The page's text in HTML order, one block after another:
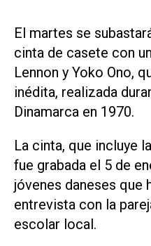
El martes se
cinta de casete con
Lennon y Yoko Ono,
inédita, realizada
Dinamarca en 1970.
La cinta, que incluye
fue grabada el 5 de
jóvenes daneses que
entrevista con la
escolar local.